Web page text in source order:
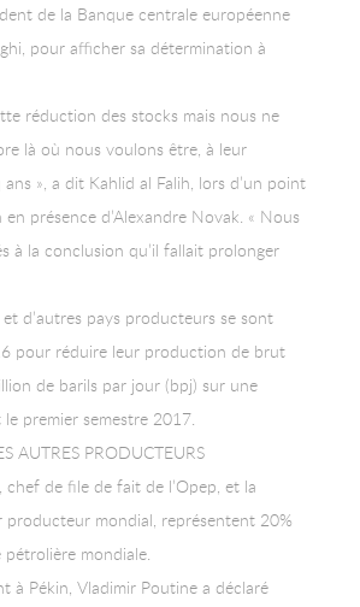
de la Banque centrale européenne
pour afficher sa détermination à
réduction des stocks mais nous ne
là où nous voulons être, à leur
», a dit Kahlid al Falih, lors d’un point
en présence d’Alexandre Novak. « Nous
à la conclusion qu’il fallait prolonger
et d’autres pays producteurs se sont
pour réduire leur production de brut
de barils par jour (bpj) sur une
premier semestre 2017.
AUTRES PRODUCTEURS
chef de file de fait de l’Opep, et la
producteur mondial, représentent 20%
mondiale.
à Pékin, Vladimir Poutine a déclaré